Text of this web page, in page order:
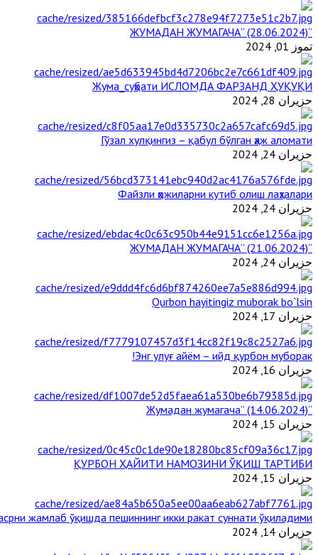
“ЖУМАДАН ЖУМАГАЧА” (28.06.2024)
تموز 01, 2024
Жума_суҳбати ИСЛОМДА ФАРЗАНД ҲУҚУҚИ
حزيران 28, 2024
Гўзал хулқингиз – қабул бўлган ҳаж аломати
حزيران 24, 2024
Файзли ҳожиларни кутиб олиш лаҳзалари
حزيران 24, 2024
“ЖУМАДАН ЖУМАГАЧА” (21.06.2024)
حزيران 24, 2024
Qurbon hayitingiz muborak bo`lsin
حزيران 17, 2024
Энг улуғ айём – ийд қурбон муборак!
حزيران 16, 2024
“Жумадан жумагача” (14.06.2024)
حزيران 15, 2024
ҚУРБОН ҲАЙИТИ НАМОЗИНИ ЎҚИШ ТАРТИБИ
حزيران 15, 2024
жамлаб ўқишда пешиннинг икки ракат суннати ўқиладими?
حزيران 14, 2024